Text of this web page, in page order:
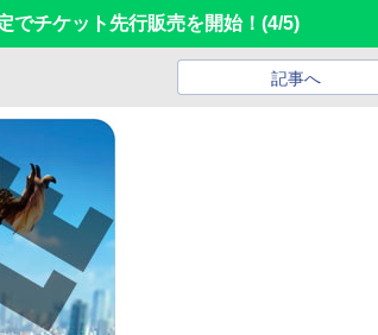
でチケット先行販売を開始！ (4/5)
記事へ